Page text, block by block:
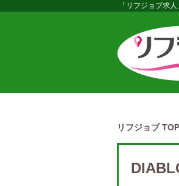
「リフジョブ求
リフジョブ TOP